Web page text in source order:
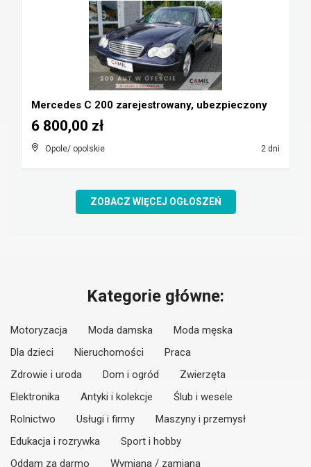
Mercedes C 200 zarejestrowany, ubezpieczony
Opole/ opolskie 2 dni
6 800,00 zł
ZOBACZ WIĘCEJ OGŁOSZEŃ
Kategorie główne:
Motoryzacja Moda damska
Moda męska
Dla dzieci
Nieruchomości
Praca
Zdrowie i uroda
Dom i ogród
Zwierzęta
Elektronika
Antyki i kolekcje
Ślub i wesele
Rolnictwo
Usługi i firmy
Maszyny i przemysł
Edukacja i rozrywka
Sport i hobby
Oddam za darmo
Wymiana / zamiana